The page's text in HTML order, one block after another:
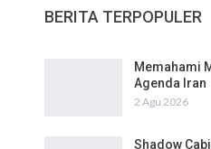
BERITA TERPOPULER
Memahami
Agenda Iran
2 Agu 2026
Shadow